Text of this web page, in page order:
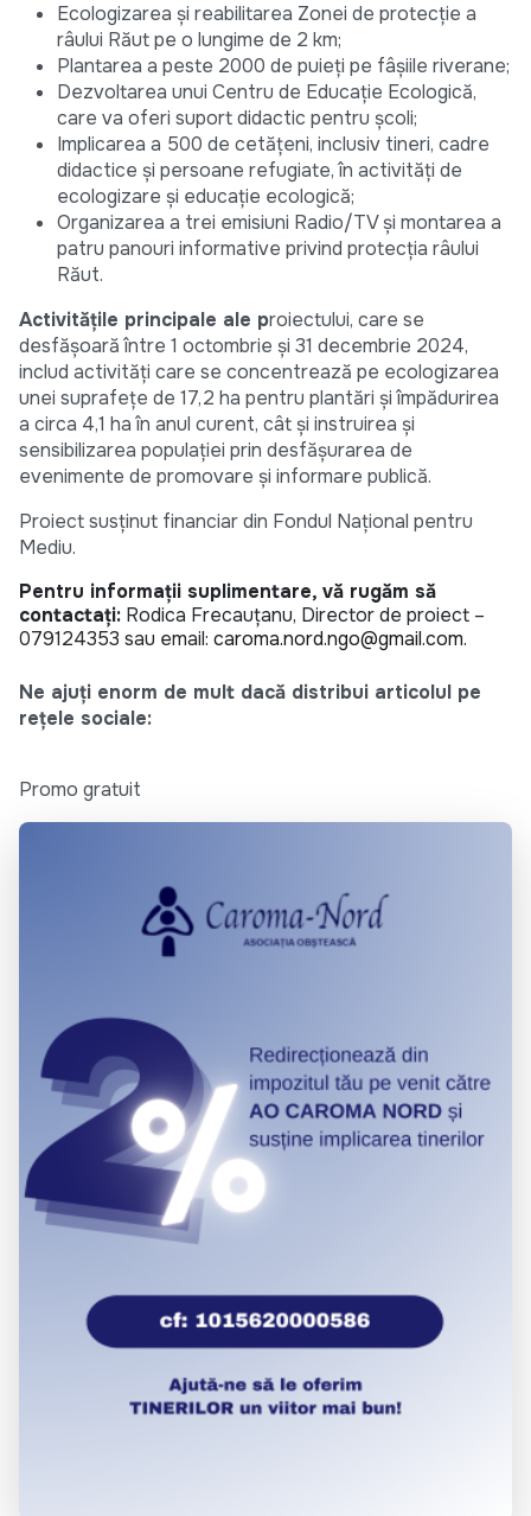
Ecologizarea și reabilitarea Zonei de protecție a
râului Răut pe o lungime de 2 km;
Plantarea a peste 2000 de puieți pe fâșiile riverane;
Dezvoltarea unui Centru de Educație Ecologică,
care va oferi suport didactic pentru școli;
Implicarea a 500 de cetățeni, inclusiv tineri, cadre
didactice și persoane refugiate, în activități de
ecologizare și educație ecologică;
Organizarea a trei emisiuni Radio/TV și montarea a
patru panouri informative privind protecția râului
Răut.
Activitățile principale ale proiectului, care se
desfășoară între 1 octombrie și 31 decembrie 2024,
includ activități care se concentrează pe ecologizarea
unei suprafețe de 17,2 ha pentru plantări și împădurirea
a circa 4,1 ha în anul curent, cât și instruirea și
sensibilizarea populației prin desfășurarea de
evenimente de promovare și informare publică.
Proiect susținut financiar din Fondul Național pentru
Mediu.
Pentru informații suplimentare, vă rugăm să
contactați: Rodica Frecauțanu, Director de proiect –
079124353 sau email: caroma.nord.ngo@gmail.com.
Ne ajuți enorm de mult dacă distribui articolul pe
rețele sociale:
Promo gratuit